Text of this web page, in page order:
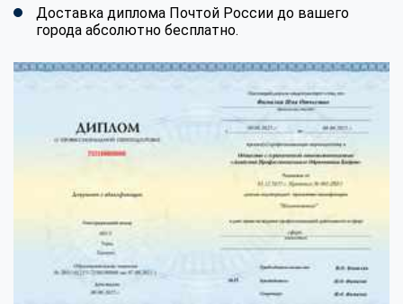
Доставка диплома Почтой России до вашего
города абсолютно бесплатно.